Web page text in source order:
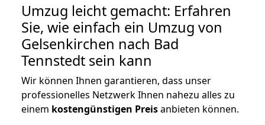
Umzug leicht gemacht: Erfahren
Sie, wie einfach ein Umzug von
Gelsenkirchen nach Bad
Tennstedt sein kann
Wir können Ihnen garantieren, dass unser
professionelles Netzwerk Ihnen nahezu alles zu
einem kostengünstigen Preisanbieten können.